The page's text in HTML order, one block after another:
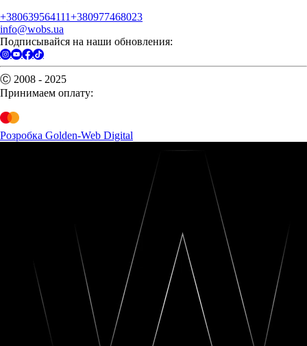
+380639564111+380977468023
info@wobs.ua
Подписывайся на наши обновления:
Ⓒ 2008 - 2025
Принимаем оплату:
Розробка Golden-Web Digital